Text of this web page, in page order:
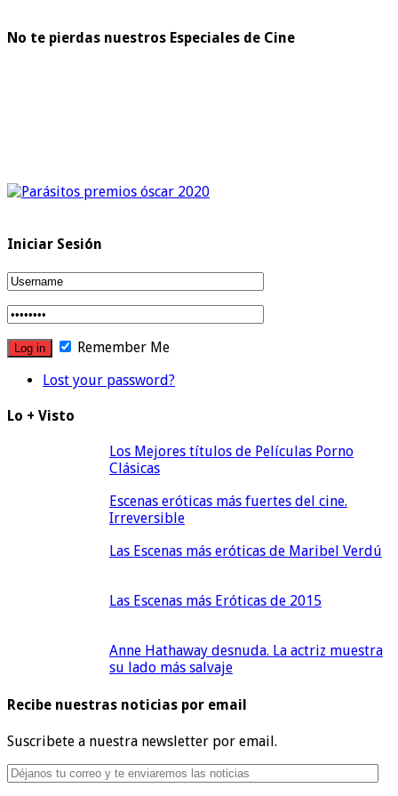
No te pierdas nuestros Especiales de Cine
Iniciar Sesión
Remember Me
Lost your password?
Lo + Visto
Los Mejores títulos de Películas Porno
Clásicas
Escenas eróticas más fuertes del cine.
Irreversible
Las Escenas más eróticas de Maribel Verdú
Las Escenas más Eróticas de 2015
Anne Hathaway desnuda. La actriz muestra
su lado más salvaje
Recibe nuestras noticias por email
Suscribete a nuestra newsletter por email.
Déjanos
tu